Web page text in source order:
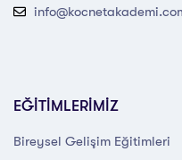
EĞİTİMLERİMİZ
Bireysel Gelişim Eğitimleri